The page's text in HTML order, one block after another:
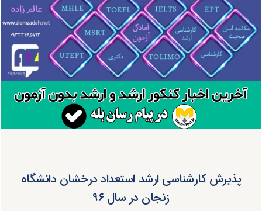
پذیرش کارشناسی ارشد استعداد درخشان دانشگاه
زنجان در سال ۹۶